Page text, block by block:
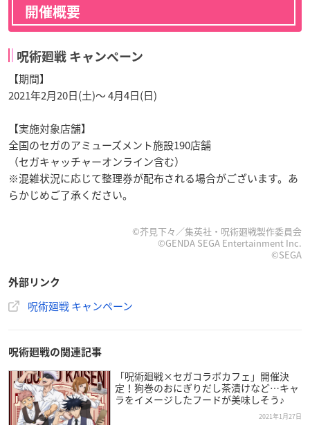
開催概要
呪術廻戦 キャンペーン
【期間】
2021年2月20日(土)～ 4月4日(日)
【実施対象店舗】
全国のセガのアミューズメント施設190店舗
（セガキャッチャーオンライン含む）
※混雑状況に応じて整理券が配布される場合がございます。あ
らかじめご了承ください。
©芥見下々／集英社・呪術廻戦製作委員会
©GENDA SEGA Entertainment Inc.
©SEGA
外部リンク
呪術廻戦 キャンペーン
呪術廻戦の関連記事
「呪術廻戦×セガコラボカフェ」開催決
定！狗巻のおにぎりだし茶漬けなど…キャ
ラをイメージしたフードが美味しそう♪
2021年1月27日